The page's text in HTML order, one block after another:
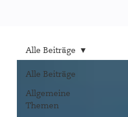
Alle Beiträge
Allgemeine
Themen
Alle Beiträge